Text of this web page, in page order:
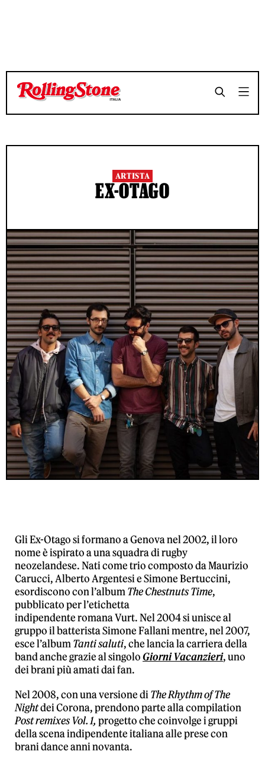
ARTISTA
EX-OTAGO
Gli Ex-Otago si formano a Genova nel 2002, il loro
nome è ispirato a una squadra di rugby
neozelandese. Nati come trio composto da Maurizio
Carucci, Alberto Argentesi e Simone Bertuccini,
esordiscono con l’albumThe Chestnuts Time,
pubblicato per l’etichetta
indipendenteromanaVurt. Nel2004si unisce al
gruppo il batterista Simone Fallani mentre, nel 2007,
esce l’albumTanti saluti, che lancia la carriera della
band anche grazie al singoloGiorni Vacanzieri, uno
dei brani più amati dai fan.
Nel 2008, con una versione diThe Rhythm of The
Nightdei Corona, prendono parte alla compilation
Post remixes Vol. 1, progetto che coinvolge i gruppi
della scena indipendente italiana alle prese con
brani dance anni novanta.